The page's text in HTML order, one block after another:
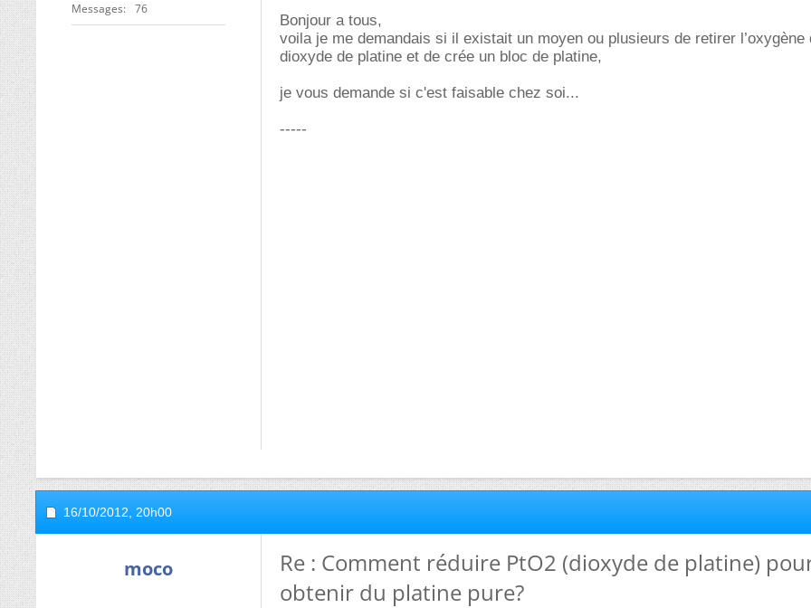
Messages 76
Bonjour a tous,
voila je me demandais si il existait un moyen ou plusieurs de retirer l’oxygène
dioxyde de platine et de crée un bloc de platine,
je vous demande si c'est faisable chez soi...
-----
16/10/2012, 20h00
moco
Re : Comment réduire PtO2 (dioxyde de platine)
obtenir du platine pure?